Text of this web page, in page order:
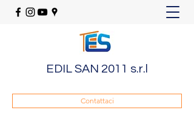
EDIL SAN 2011 s.r.l
Contattaci